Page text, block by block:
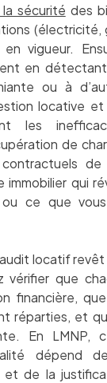
sécurité des
(électricité,
vigueur.
en
ou à
locative et
les
de
de
qui
ce que
locatif revêt
vérifier que
financière,
réparties, et
En LMNP,
dépend
et de la